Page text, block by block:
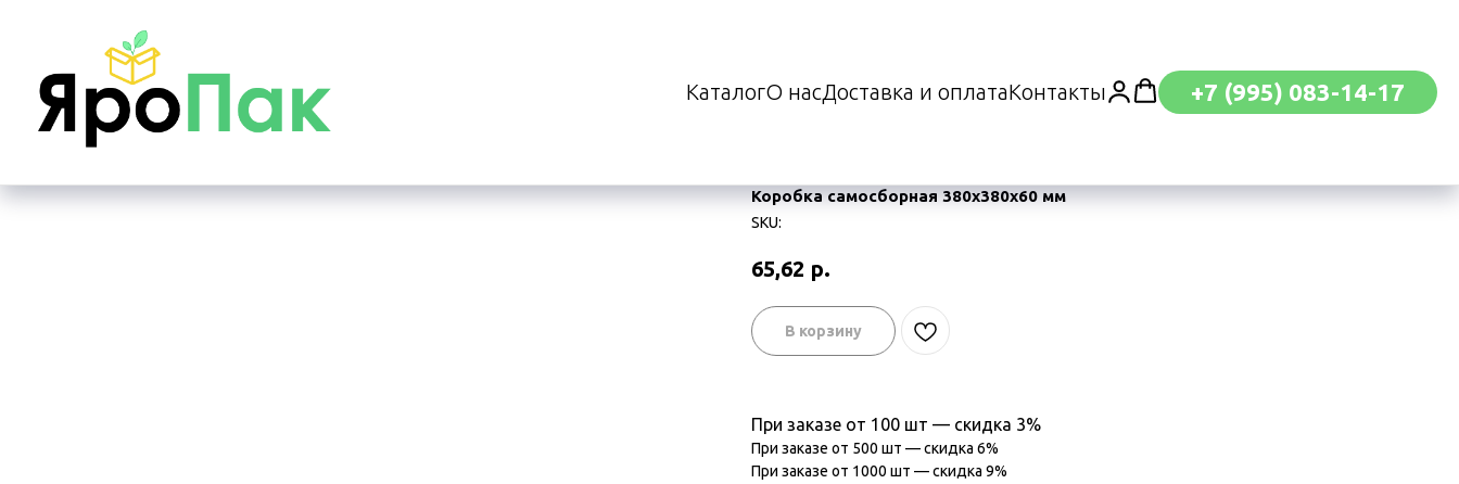
КаталогО насДоставка и оплатаКонтакты +7 (995) 083-14-17
Коробка самосборная 380х380х60 мм
SKU:
65,62 р.
В корзину
При заказе от 100 шт — скидка 3%
При заказе от 500 шт — скидка 6%
При заказе от 1000 шт — скидка 9%